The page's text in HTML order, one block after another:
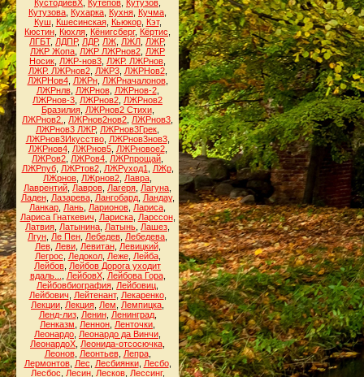
КустодиевХ Кутепов Кутузов
Кутузова Кухарка Кухня Кучма
Куш
Кшесинская, Кьюкор, Кэт,
Кюстин Кюхля Кёнигсберг, Кёртис
ЛГБТ, ЛДПР, ЛДР, ЛЖ ЛЖЛ ЛЖР,
ЛЖР Жопа ЛЖР ЛЖРнов2 ЛЖР
Носик ЛЖР-нов3 ЛЖР. ЛЖРнов
ЛЖР. ЛЖРнов2, ЛЖР3, ЛЖРНов2,
ЛЖРНов4, ЛЖРн, ЛЖРначалонов,
ЛЖРнлв, ЛЖРнов, ЛЖРнов-2,
ЛЖРнов-3 ЛЖРнов2 ЛЖРнов2
Бразилия, ЛЖРнов2 Стихи,
ЛЖРнов2.
ЛЖРнов2нов2 ЛЖРнов3
ЛЖРнов3 ЛЖР, ЛЖРнов3Грек
ЛЖРнов3Икусство, ЛЖРнов3нов3,
ЛЖРнов4, ЛЖРнов5, ЛЖРновое2,
ЛЖРов2 ЛЖРов4 ЛЖРпрощай
ЛЖРпуб, ЛЖРтов2, ЛЖРуход1 ЛЖр,
ЛЖрнов ЛЖрнов2 Лавра
Лаврентий Лавров Лагеря Лагуна
Ладен, Лазарева, Лангобард, Ландау,
Ланкар Лань Ларионов Лариса
Лариса Гнаткевич
Лариска, Ларссон,
Латвия Латынина Латынь Лашез
Лгун Ле Пен Лебедев Лебедева
Лев, Леви, Левитан, Левицкий,
Легрос
Ледокол, Леже, Лейба,
Лейбов Лейбов Дорога уходит
вдаль...
ЛейбовХ, Лейбова Гора,
Лейбовбиография Лейбовиц
Лейбович
Лейтенант, Лекаренко,
Лекции Лекция Лем Лемпицка
Ленд-лиз, Ленин, Ленинград,
Ленказм
Леннон Ленточки
Леонардо Леонардо да Винчи
ЛеонардоХ Леонида-отсосючка
Леонов, Леонтьев, Лепра,
Лермонтов, Лес Лесбиянки, Лесбо,
Лесбос
Лесин, Лесков, Лессинг,